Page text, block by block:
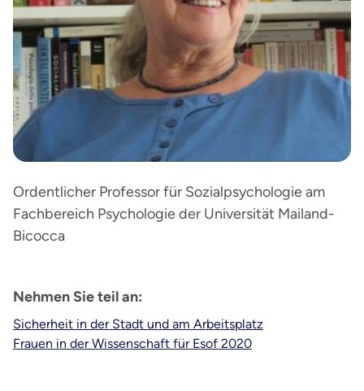
Ordentlicher Professor für Sozialpsychologie am
Fachbereich Psychologie der Universität Mailand-
Bicocca
Nehmen Sie teil an:
Sicherheit in der Stadt und am Arbeitsplatz
Frauen in der Wissenschaft für Esof 2020